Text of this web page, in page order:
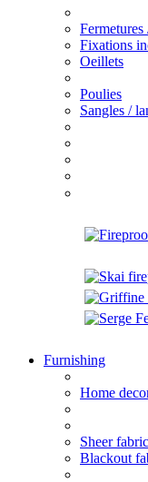
Fermetures
Fixations
Oeillets
Poulies
Sangles /
Furnishing
Home
Sheer
Blackout